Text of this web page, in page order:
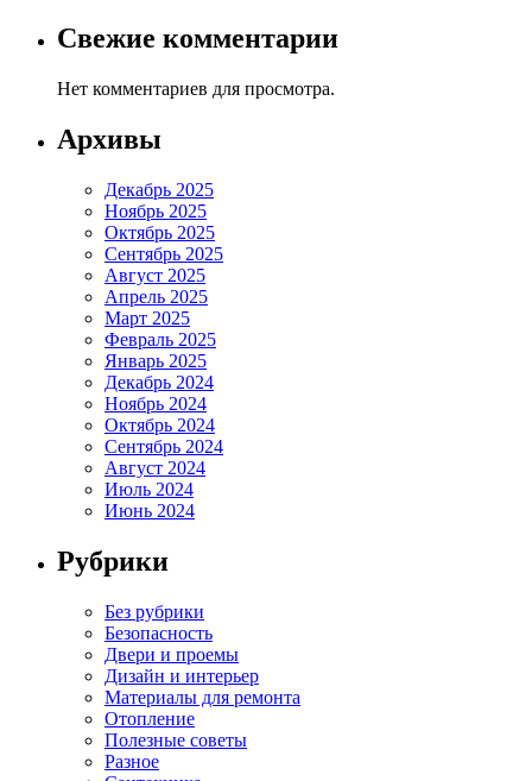
Свежие комментарии
Нет комментариев для просмотра.
Архивы
Декабрь 2025
Ноябрь 2025
Октябрь 2025
Сентябрь 2025
Август 2025
Апрель 2025
Март 2025
Февраль 2025
Январь 2025
Декабрь 2024
Ноябрь 2024
Октябрь 2024
Сентябрь 2024
Август 2024
Июль 2024
Июнь 2024
Рубрики
Без рубрики
Безопасность
Двери и проемы
Дизайн и интерьер
Материалы для ремонта
Отопление
Полезные советы
Разное